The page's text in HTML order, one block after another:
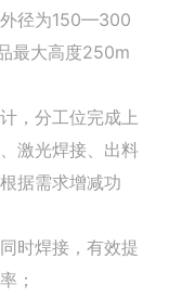
径为150—300
最大高度250m
，分工位完成上
激光焊接、出料
据需求增减功
时焊接，有效提
；